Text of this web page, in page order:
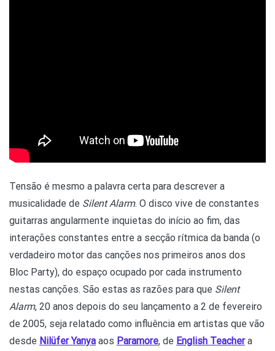
Tensão é mesmo a palavra certa para descrever a
musicalidade de Silent Alarm. O disco vive de constantes
guitarras angularmente inquietas do início ao fim, das
interações constantes entre a secção rítmica da banda (o
verdadeiro motor das canções nos primeiros anos dos
Bloc Party), do espaço ocupado por cada instrumento
nestas canções. São estas as razões para que Silent
Alarm, 20 anos depois do seu lançamento a 2 de fevereiro
de 2005, seja relatado como influência em artistas que vão
desde Nilüfer Yanya aos Paramore, de English Teacher a